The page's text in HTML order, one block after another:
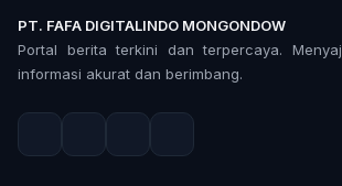
PT. FAFA DIGITALINDO MONGONDOW
Portal berita terkini dan terpercaya.
informasi akurat dan berimbang.